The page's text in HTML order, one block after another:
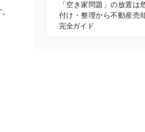
「空き家問題」の放置は
付け・整理から不動産売
完全ガイド